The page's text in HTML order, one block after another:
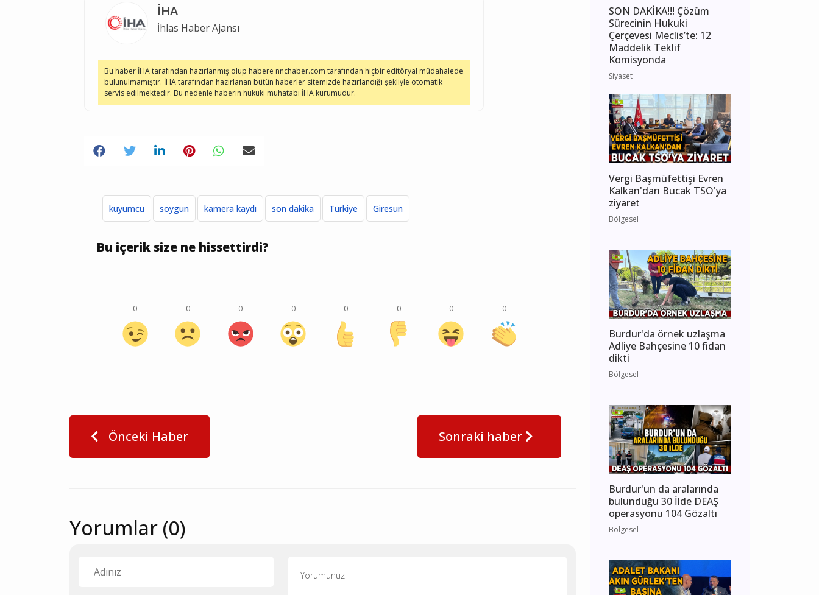
İHA
İhlas Haber Ajansı
Bu haber İHA tarafından hazırlanmış olup habere nnchaber.com tarafından hiçbir editöryal müdahalede
bulunulmamıştır. İHA tarafından hazırlanan bütün haberler sitemizde hazırlandığı şekliyle otomatik
servis edilmektedir. Bu nedenle haberin hukuki muhatabı İHA kurumudur.
kuyumcu soygun kamera kaydı son dakika Türkiye Giresun
Bu içerik size ne hissettirdi?
0 0 0 0 0 0 0 0
Önceki Haber Sonraki haber
Yorumlar (0)
SON DAKİKA!!! Çözüm
Sürecinin Hukuki
Çerçevesi Meclis’te: 12
Maddelik Teklif
Komisyonda
Siyaset
Vergi Başmüfettişi Evren
Kalkan'dan Bucak TSO'ya
ziyaret
Bölgesel
Burdur'da örnek uzlaşma
Adliye Bahçesine 10 fidan
dikti
Bölgesel
Burdur'un da aralarında
bulunduğu 30 İlde DEAŞ
operasyonu 104 Gözaltı
Bölgesel